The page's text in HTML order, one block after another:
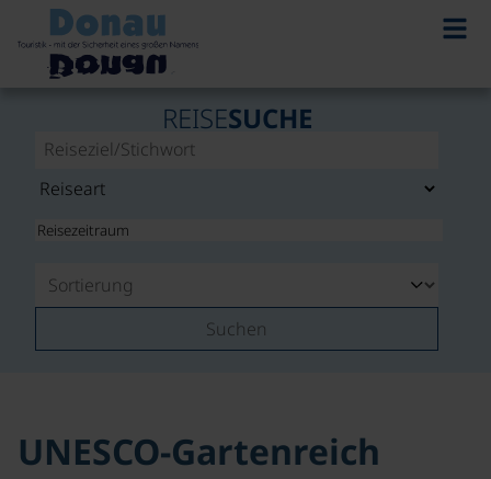
REISESUCHE
Suchen
UNESCO-Gartenreich